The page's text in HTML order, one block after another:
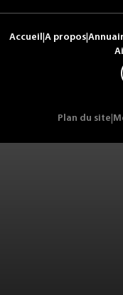
Accueil A propos
Plan du site